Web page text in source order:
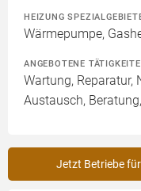
HEIZUNG
Wärmepumpe,
ANGEBOTENE
Wartung,
Austausch,
Jetzt Betriebe